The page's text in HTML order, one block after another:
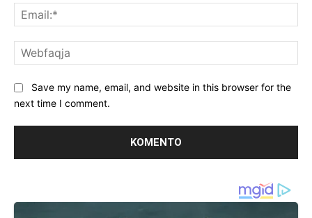
Save my name, email, and website in this browser for the
next time I comment.